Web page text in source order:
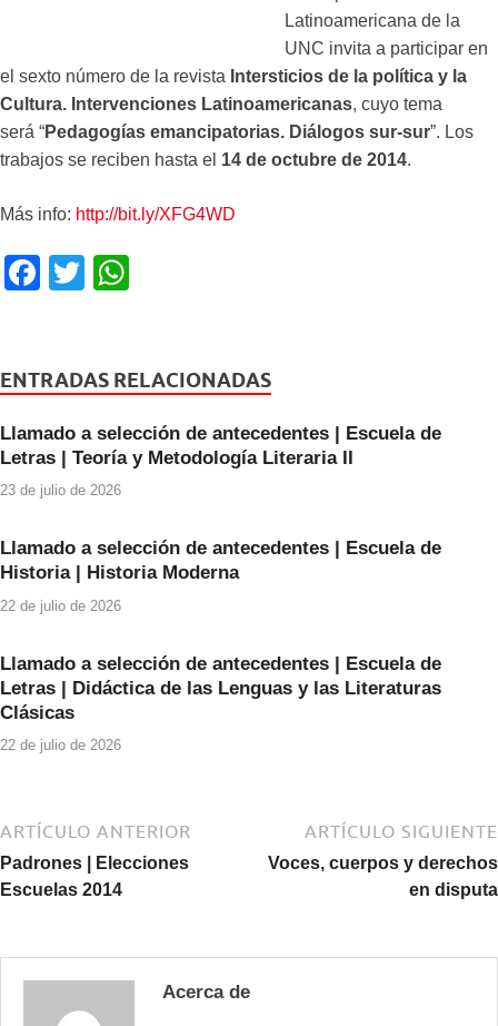
Latinoamericana de la
UNC invita a participar en
el sexto número de la revista Intersticios de la política y la
Cultura. Intervenciones Latinoamericanas, cuyo tema
será “Pedagogías emancipatorias. Diálogos sur-sur”. Los
trabajos se reciben hasta el 14 de octubre de 2014.
Más info: http://bit.ly/XFG4WD
F
e
o
o
T
er s
p
ENTRADAS RELACIONADAS
Llamado a selección de antecedentes | Escuela de
Letras | Teoría y Metodología Literaria II
23 de julio de 2026
Llamado a selección de antecedentes | Escuela de
Historia | Historia Moderna
22 de julio de 2026
Llamado a selección de antecedentes | Escuela de
Letras | Didáctica de las Lenguas y las Literaturas
Clásicas
22 de julio de 2026
ARTÍCULO ANTERIOR
Padrones | Elecciones
Escuelas 2014
ARTÍCULO SIGUIENTE
Voces, cuerpos y derechos
en disputa
Acerca de